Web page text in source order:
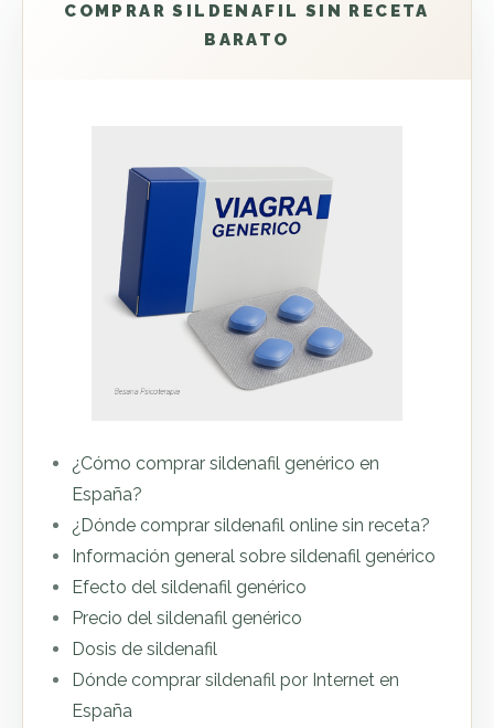
COMPRAR SILDENAFIL SIN RECETA
BARATO
¿Cómo comprar sildenafil genérico en
España?
¿Dónde comprar sildenafil online sin receta?
Información general sobre sildenafil genérico
Efecto del sildenafil genérico
Precio del sildenafil genérico
Dosis de sildenafil
Dónde comprar sildenafil por Internet en
España